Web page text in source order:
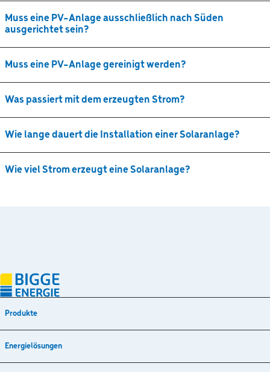
Muss eine PV-Anlage ausschließlich nach Süden
ausgerichtet sein?
Muss eine PV-Anlage gereinigt werden?
Was passiert mit dem erzeugten Strom?
Wie lange dauert die Installation einer Solaranlage?
Wie viel Strom erzeugt eine Solaranlage?
Produkte
Energielösungen